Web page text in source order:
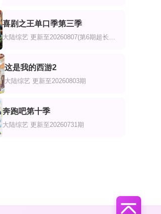
喜剧之王单口季第三季
大陆综艺 更新至20260807(第6期超长抢先
这是我的西游2
大陆综艺 更新至20260803期
奔跑吧第十季
大陆综艺 更新至20260731期